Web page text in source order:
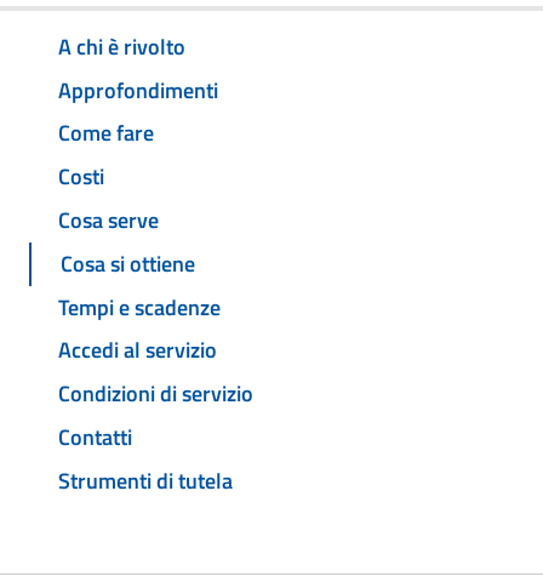
A chi è rivolto
Approfondimenti
Come fare
Costi
Cosa serve
Cosa si ottiene
Tempi e scadenze
Accedi al servizio
Condizioni di servizio
Contatti
Strumenti di tutela